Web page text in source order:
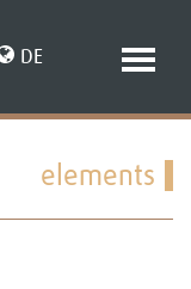
DE
elements